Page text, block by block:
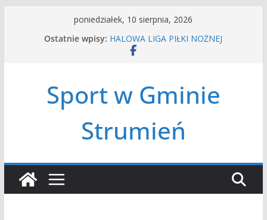
poniedziałek, 10 sierpnia, 2026
Ostatnie wpisy: HALOWA LIGA PIŁKI NOŻNEJ
LATO W MIEŚCIE’2026
Czwórbój lekkoatletyczny
Sport w Gminie
Strumień